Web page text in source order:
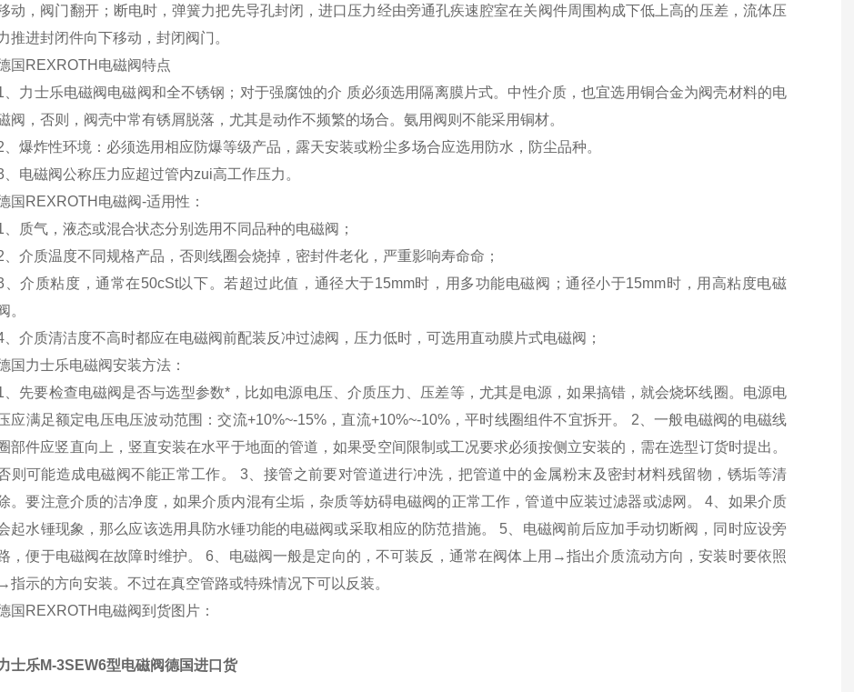
动，阀门翻开；断电时，弹簧力把先导孔封闭，进口压力经由旁通孔疾速腔室在关阀件周围构成下低上高的压差，流体压
推进封闭件向下移动，封闭阀门。
国REXROTH电磁阀特点
、力士乐电磁阀电磁阀和全不锈钢；对于强腐蚀的介 质必须选用隔离膜片式。中性介质，也宜选用铜合金为阀壳材料的电
阀，否则，阀壳中常有锈屑脱落，尤其是动作不频繁的场合。氨用阀则不能采用铜材。
、爆炸性环境：必须选用相应防爆等级产品，露天安装或粉尘多场合应选用防水，防尘品种。
、电磁阀公称压力应超过管内zui高工作压力。
国REXROTH电磁阀-适用性：
、质气，液态或混合状态分别选用不同品种的电磁阀；
、介质温度不同规格产品，否则线圈会烧掉，密封件老化，严重影响寿命命；
、介质粘度，通常在50cSt以下。若超过此值，通径大于15mm时，用多功能电磁阀；通径小于15mm时，用高粘度电磁
。
、介质清洁度不高时都应在电磁阀前配装反冲过滤阀，压力低时，可选用直动膜片式电磁阀；
国力士乐电磁阀安装方法：
、先要检查电磁阀是否与选型参数*，比如电源电压、介质压力、压差等，尤其是电源，如果搞错，就会烧坏线圈。电源电
应满足额定电压电压波动范围：交流+10%~-15%，直流+10%~-10%，平时线圈组件不宜拆开。 2、一般电磁阀的电磁线
部件应竖直向上，竖直安装在水平于地面的管道，如果受空间限制或工况要求必须按侧立安装的，需在选型订货时提出。
则可能造成电磁阀不能正常工作。 3、接管之前要对管道进行冲洗，把管道中的金属粉末及密封材料残留物，锈垢等清
。要注意介质的洁净度，如果介质内混有尘垢，杂质等妨碍电磁阀的正常工作，管道中应装过滤器或滤网。 4、如果介质
起水锤现象，那么应该选用具防水锤功能的电磁阀或采取相应的防范措施。 5、电磁阀前后应加手动切断阀，同时应设旁
，便于电磁阀在故障时维护。 6、电磁阀一般是定向的，不可装反，通常在阀体上用→指出介质流动方向，安装时要依照
→指示的方向安装。不过在真空管路或特殊情况下可以反装。
国REXROTH电磁阀到货图片：
士乐M-3SEW6型电磁阀德国进口货